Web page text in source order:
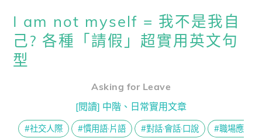
I am not myself = 我不是我自
己? 各種「請假」超實用英文句
型
Asking for Leave
[閱讀] 中階、日常實用文章
#社交人際 #慣用語·片語 #對話·會話·口說
#職場應